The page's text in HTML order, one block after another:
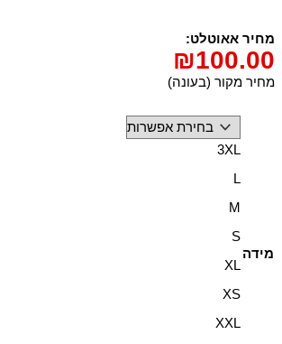
מחיר אאוטלט:
₪100.00
מחיר מקור (בעונה)
מידה
3XL
L
M
S
XL
XS
XXL